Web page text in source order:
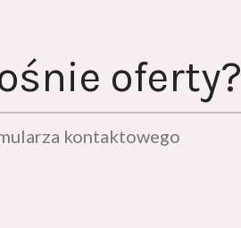
oferty?
kontaktowego